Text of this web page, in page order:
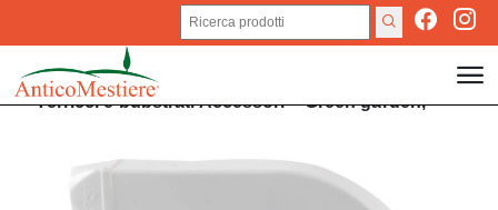
Terricci e bubstratiAccessori>Green garden,